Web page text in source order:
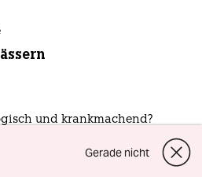
und krankmachend?
Gerade nicht